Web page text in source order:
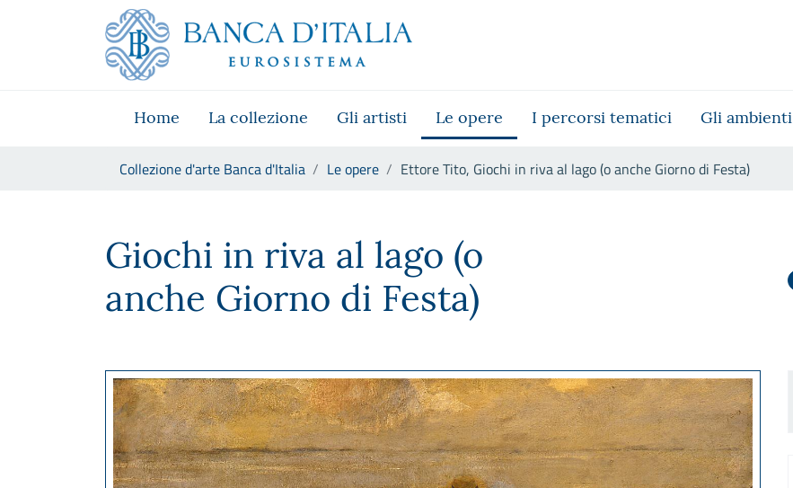
Skip to Main Content
Vai al sito istituzionale
Vai al menu di navigazione
Vai alla ricerca
Vai ai contenuti
Home La collezione Gli artisti Le opere I percorsi tematici Gli ambienti
Collezione d'arte Banca d'Italia Le opere Ettore Tito, Giochi in riva al lago (o anche Giorno di Festa)
Giochi in riva al lago (o
anche Giorno di Festa)